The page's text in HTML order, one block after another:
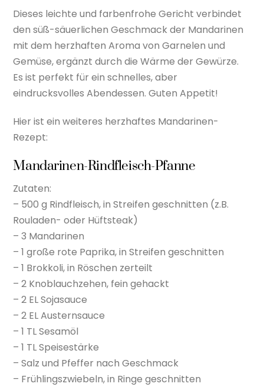
Dieses leichte und farbenfrohe Gericht verbindet
den süß-säuerlichen Geschmack der Mandarinen
mit dem herzhaften Aroma von Garnelen und
Gemüse, ergänzt durch die Wärme der Gewürze.
Es ist perfekt für ein schnelles, aber
eindrucksvolles Abendessen. Guten Appetit!
Hier ist ein weiteres herzhaftes Mandarinen-
Rezept:
Mandarinen-Rindfleisch-Pfanne
Zutaten:
– 500 g Rindfleisch, in Streifen geschnitten (z.B.
Rouladen- oder Hüftsteak)
– 3 Mandarinen
– 1 große rote Paprika, in Streifen geschnitten
– 1 Brokkoli, in Röschen zerteilt
– 2 Knoblauchzehen, fein gehackt
– 2 EL Sojasauce
– 2 EL Austernsauce
– 1 TL Sesamöl
– 1 TL Speisestärke
– Salz und Pfeffer nach Geschmack
– Frühlingszwiebeln, in Ringe geschnitten